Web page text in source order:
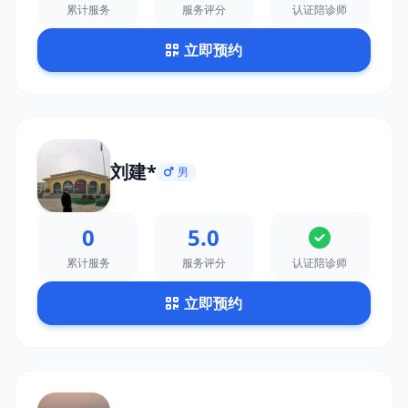
累计服务 服务评分 认证陪诊师
立即预约
刘建* 男
0
累计服务
5.0
服务评分 认证陪诊师
立即预约